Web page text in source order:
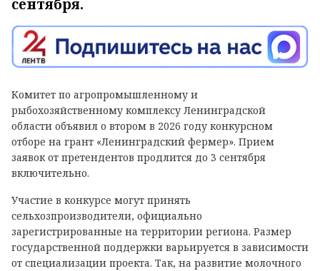
сентября.
Комитет по агропромышленному и
рыбохозяйственному комплексу Ленинградской
области объявил о втором в 2026 году конкурсном
отборе на грант «Ленинградский фермер». Прием
заявок от претендентов продлится до 3 сентября
включительно.
Участие в конкурсе могут принять
сельхозпроизводители, официально
зарегистрированные на территории региона. Размер
государственной поддержки варьируется в зависимости
от специализации проекта. Так, на развитие молочного